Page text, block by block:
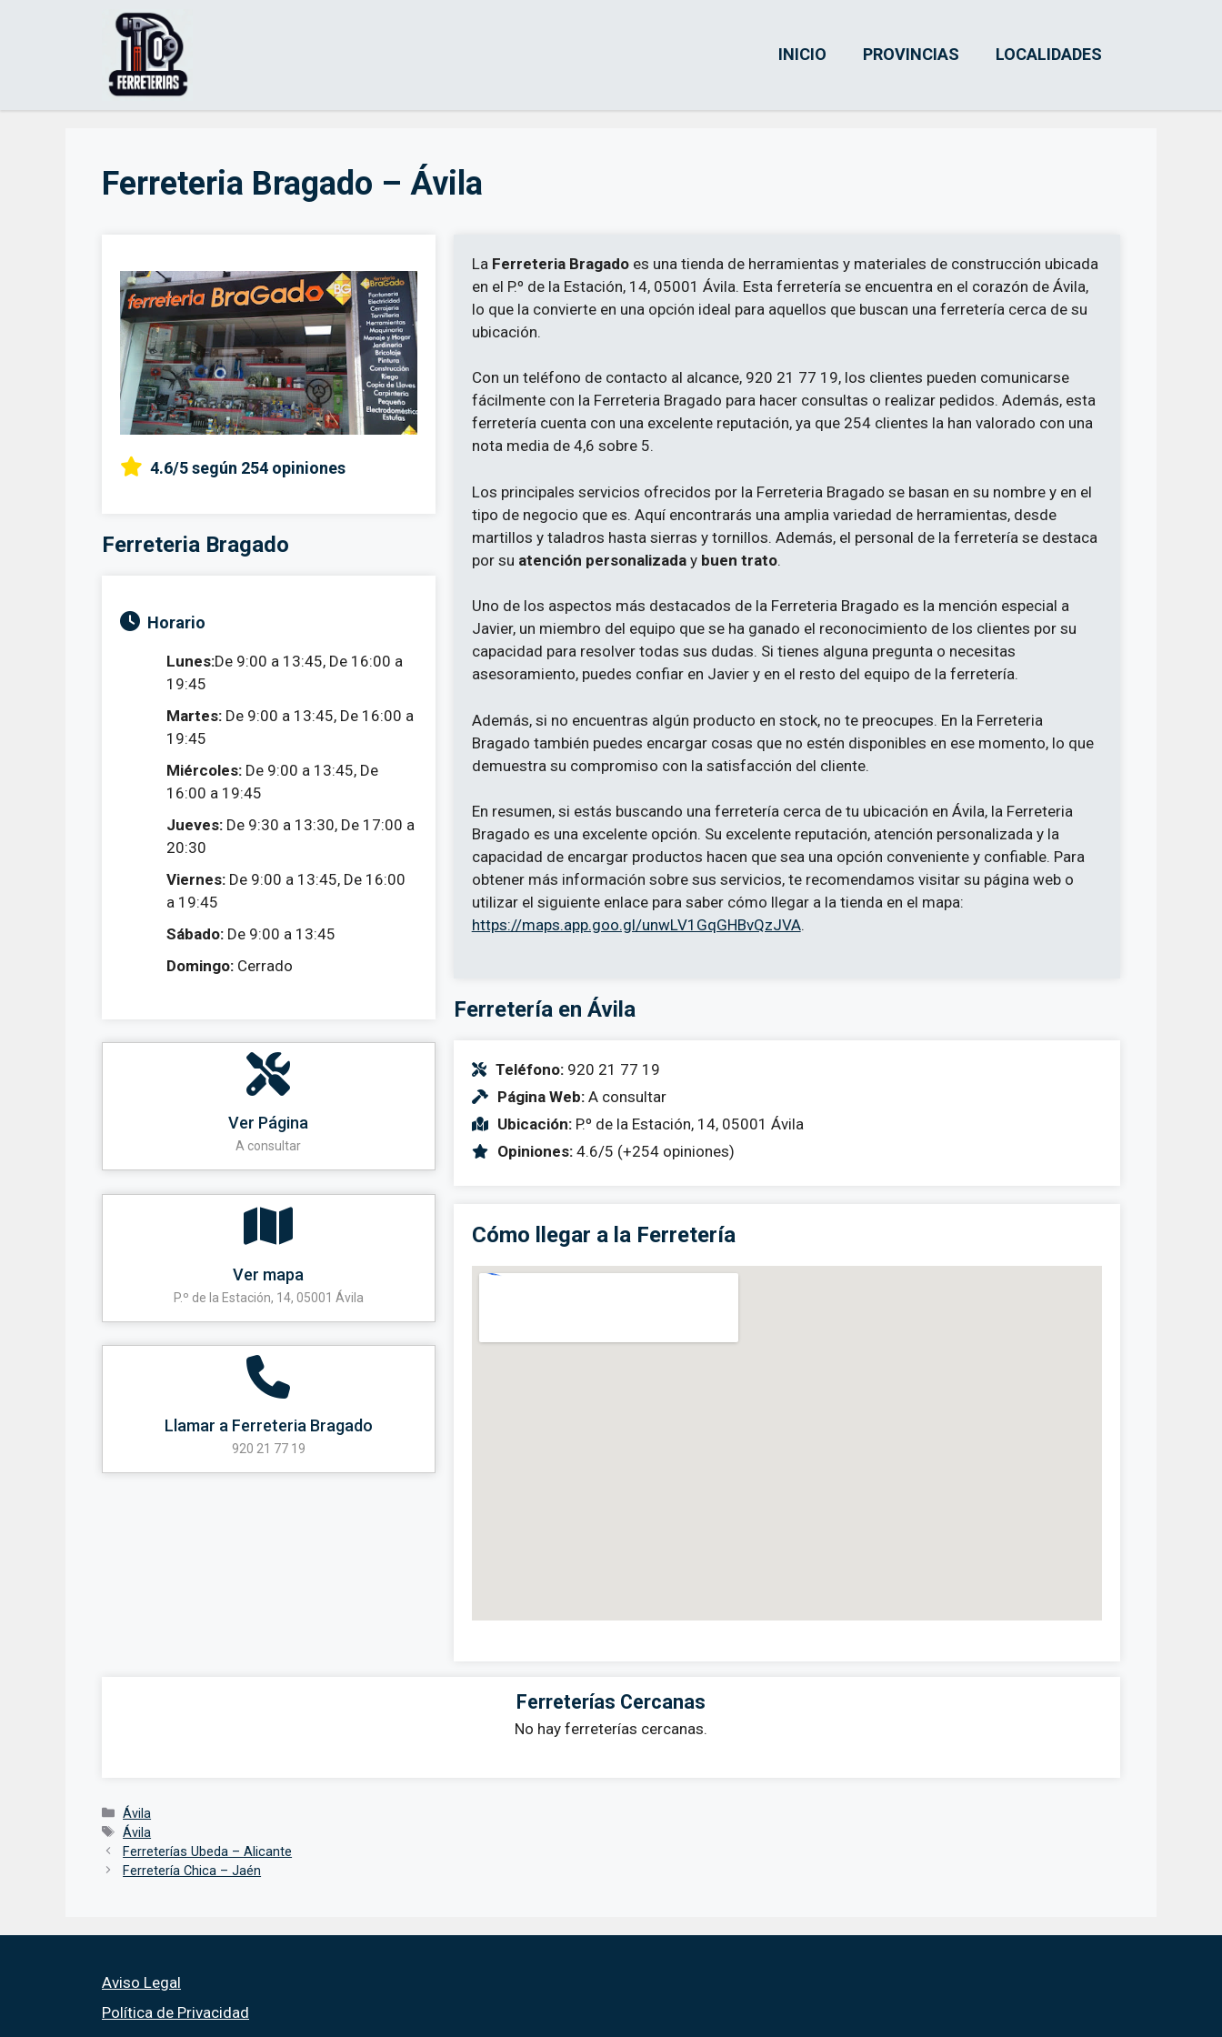
INICIO PROVINCIAS LOCALIDADES
Ferreteria Bragado – Ávila
4.6/5según 254 opiniones
Ferreteria Bragado
Horario
Lunes:De 9:00 a 13:45, De 16:00 a
19:45
Martes: De 9:00 a 13:45, De 16:00 a
19:45
Miércoles: De 9:00 a 13:45, De
16:00 a 19:45
Jueves: De 9:30 a 13:30, De 17:00 a
20:30
Viernes: De 9:00 a 13:45, De 16:00
a 19:45
Sábado: De 9:00 a 13:45
Domingo: Cerrado
Ver Página
A consultar
Ver mapa
P.º de la Estación, 14, 05001 Ávila
Llamar a Ferreteria Bragado
920 21 77 19
La Ferreteria Bragadoes una tienda de herramientas y materiales de construcción ubicada
en el P.º de la Estación, 14, 05001 Ávila. Esta ferretería se encuentra en el corazón de Ávila,
lo que la convierte en una opción ideal para aquellos que buscan una ferretería cerca de su
ubicación.
Con un teléfono de contacto al alcance, 920 21 77 19, los clientes pueden comunicarse
fácilmente con la Ferreteria Bragado para hacer consultas o realizar pedidos. Además, esta
ferretería cuenta con una excelente reputación, ya que 254 clientes la han valorado con una
nota media de 4,6 sobre 5.
Los principales servicios ofrecidos por la Ferreteria Bragado se basan en su nombre y en el
tipo de negocio que es. Aquí encontrarás una amplia variedad de herramientas, desde
martillos y taladros hasta sierras y tornillos. Además, el personal de la ferretería se destaca
por su atención personalizaday buen trato.
Uno de los aspectos más destacados de la Ferreteria Bragado es la mención especial a
Javier, un miembro del equipo que se ha ganado el reconocimiento de los clientes por su
capacidad para resolver todas sus dudas. Si tienes alguna pregunta o necesitas
asesoramiento, puedes confiar en Javier y en el resto del equipo de la ferretería.
Además, si no encuentras algún producto en stock, no te preocupes. En la Ferreteria
Bragado también puedes encargar cosas que no estén disponibles en ese momento, lo que
demuestra su compromiso con la satisfacción del cliente.
En resumen, si estás buscando una ferretería cerca de tu ubicación en Ávila, la Ferreteria
Bragado es una excelente opción. Su excelente reputación, atención personalizada y la
capacidad de encargar productos hacen que sea una opción conveniente y confiable. Para
obtener más información sobre sus servicios, te recomendamos visitar su página web o
utilizar el siguiente enlace para saber cómo llegar a la tienda en el mapa:
https://maps.app.goo.gl/unwLV1GqGHBvQzJVA.
Ferretería en Ávila
Teléfono:920 21 77 19
Página Web:A consultar
Ubicación:P.º de la Estación, 14, 05001 Ávila
Opiniones:4.6/5 (+254 opiniones)
Cómo llegar a la Ferretería
Ferreterías Cercanas
No hay ferreterías cercanas.
Categorías
Ávila
Etiquetas
Ávila
Ferreterías Ubeda – Alicante
Ferretería Chica – Jaén
Aviso Legal
Política de Privacidad